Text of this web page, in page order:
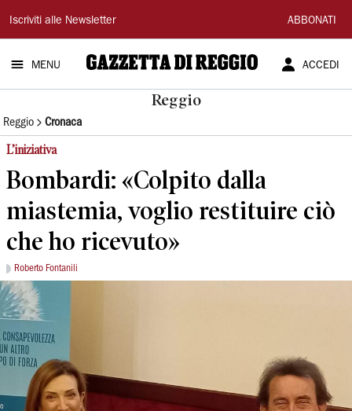
Gazzetta
di
Reggio
Iscriviti alle Newsletter ABBONATI
MENU ACCEDI
Reggio
Reggio Cronaca
L’iniziativa
Bombardi: «Colpito dalla
miastemia, voglio restituire ciò
che ho ricevuto»
Roberto Fontanili